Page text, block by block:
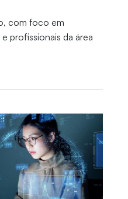
com foco em
profissionais da área